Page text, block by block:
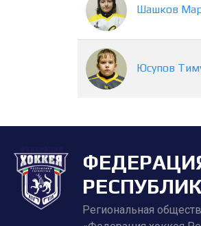
Шашков
Юсупов
Региональная